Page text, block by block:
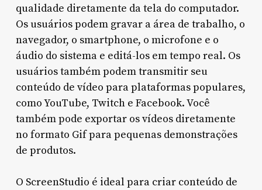
qualidade diretamente da tela do computador.
Os usuários podem gravar a área de trabalho, o
navegador, o smartphone, o microfone e o
áudio do sistema e editá-los em tempo real. Os
usuários também podem transmitir seu
conteúdo de vídeo para plataformas populares,
como YouTube, Twitch e Facebook. Você
também pode exportar os vídeos diretamente
no formato Gif para pequenas demonstrações
de produtos.
O ScreenStudio é ideal para criar conteúdo de